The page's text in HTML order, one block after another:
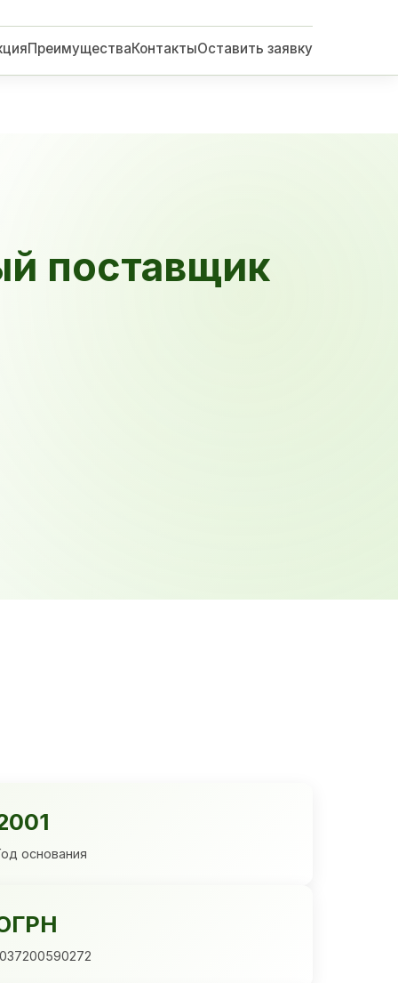
ПреимуществаКонтактыОставить заявку
поставщик
основания